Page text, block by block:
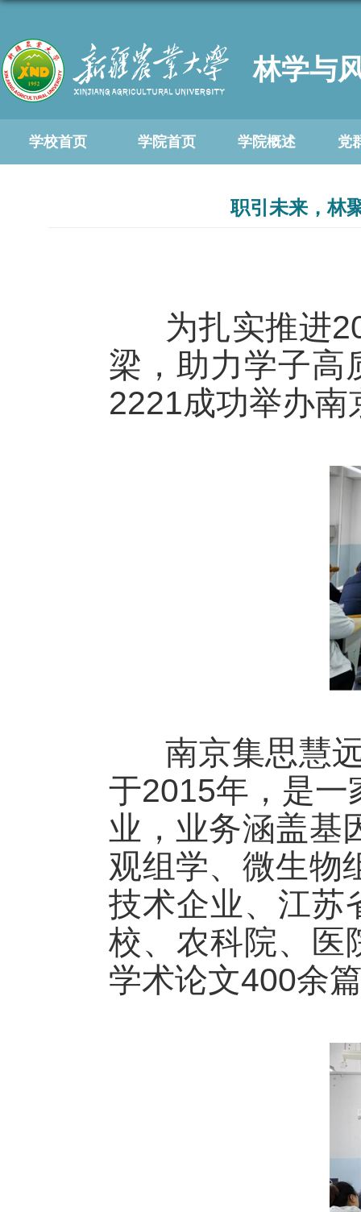
林学与
学校首页 学院首页 学院概述 党
职引未来，林
为扎实推进
梁，助力学子高
2221成功举办南
南京集思慧远
于2015年，是一
业，业务涵盖基
观组学、微生物
技术企业、江苏
校、农科院、医
学术论文400余